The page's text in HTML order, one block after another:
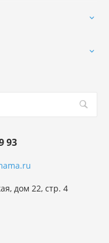
93
дом 22, стр. 4